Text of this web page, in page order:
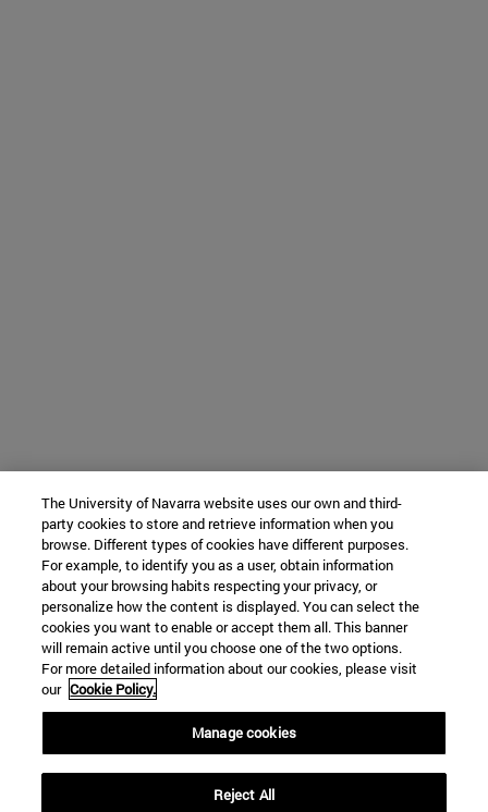
The University of Navarra website uses our own and third-
party cookies to store and retrieve information when you
browse. Different types of cookies have different purposes.
For example, to identify you as a user, obtain information
about your browsing habits respecting your privacy, or
personalize how the content is displayed. You can select the
cookies you want to enable or accept them all. This banner
will remain active until you choose one of the two options.
For more detailed information about our cookies, please visit
our Cookie Policy.
Manage cookies
Reject All